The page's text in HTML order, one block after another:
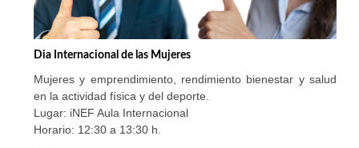
Dia Internacional de las Mujeres
Mujeres y emprendimiento, rendimiento bienestar y salud
en la actividad física y del deporte.
Lugar: iNEF Aula Internacional
Horario: 12:30 a 13:30 h.